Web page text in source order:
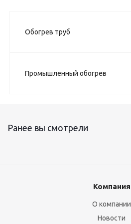
Обогрев труб
Промышленный обогрев
Ранее вы смотрели
Компания
О компании
Новости